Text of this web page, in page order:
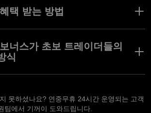
을 업그레이드하는 것도 가능합니다.
여정을 개선해줍니다. 입금 기반의 보너스부
등 로열티 기반의 도구까지, 모든 보상은 당신
치를 더하기 위해 디자인되었습니다. 이 기회
.
택 받는 방법
열티 프로그램 도구와 같은 사용 가능한 옵션
요. 당신의 트레이딩 니즈에 맞는 것을 고른
안내를 따라 활성화 하세요. 고객님이 이러한
여 트레이딩 성과를 개선하는데 집중하실 수
너스가 초보 트레이더들의
식
너스 등의 기능은 초보자도 사용할 수 있으며,
이딩을 탐험할 수 있는 안전한 방법입니다. 이
못하셨나요? 연중무휴 24시간 운영되는 고객
팀에서 기꺼이 도와드립니다.